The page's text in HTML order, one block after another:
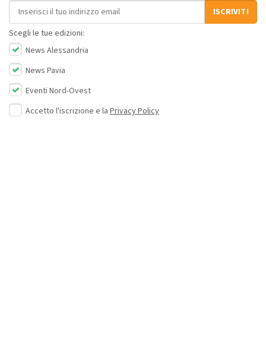
Indirizzo email
ISCRIVITI
Scegli le tue edizioni:
News Alessandria
News Pavia
Eventi Nord-Ovest
Accetto l'iscrizione e la Privacy Policy